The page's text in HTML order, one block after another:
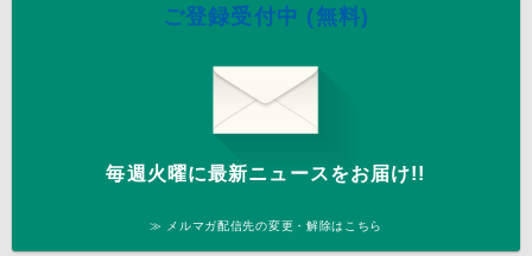
ご登録受付中 (無料)
毎週火曜に最新ニュースをお届け!!
≫ メルマガ配信先の変更・解除はこちら